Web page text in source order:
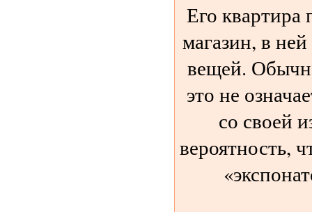
Его квартира
магазин, в
вещей.
это не
со своей
вероятность,